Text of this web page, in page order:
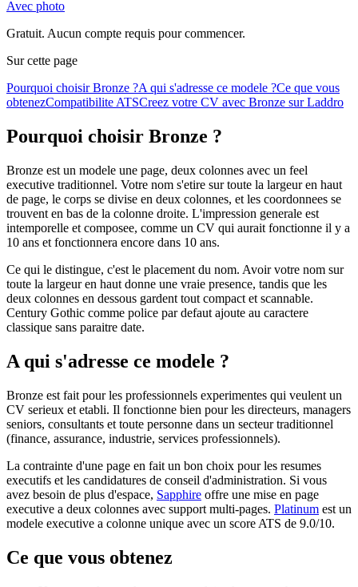
Avec photo
Gratuit. Aucun compte requis pour commencer.
Sur cette page
Pourquoi choisir Bronze ?A qui s'adresse ce modele ?Ce que vous
obtenezCompatibilite ATSCreez votre CV avec Bronze sur Laddro
Pourquoi choisir Bronze ?
Bronze est un modele une page, deux colonnes avec un feel
executive traditionnel. Votre nom s'etire sur toute la largeur en haut
de page, le corps se divise en deux colonnes, et les coordonnees se
trouvent en bas de la colonne droite. L'impression generale est
intemporelle et composee, comme un CV qui aurait fonctionne il y a
10 ans et fonctionnera encore dans 10 ans.
Ce qui le distingue, c'est le placement du nom. Avoir votre nom sur
toute la largeur en haut donne une vraie presence, tandis que les
deux colonnes en dessous gardent tout compact et scannable.
Century Gothic comme police par defaut ajoute au caractere
classique sans paraitre date.
A qui s'adresse ce modele ?
Bronze est fait pour les professionnels experimentes qui veulent un
CV serieux et etabli. Il fonctionne bien pour les directeurs, managers
seniors, consultants et toute personne dans un secteur traditionnel
(finance, assurance, industrie, services professionnels).
La contrainte d'une page en fait un bon choix pour les resumes
executifs et les candidatures de conseil d'administration. Si vous
avez besoin de plus d'espace, Sapphire offre une mise en page
executive a deux colonnes avec support multi-pages. Platinum est un
modele executive a colonne unique avec un score ATS de 9.0/10.
Ce que vous obtenez